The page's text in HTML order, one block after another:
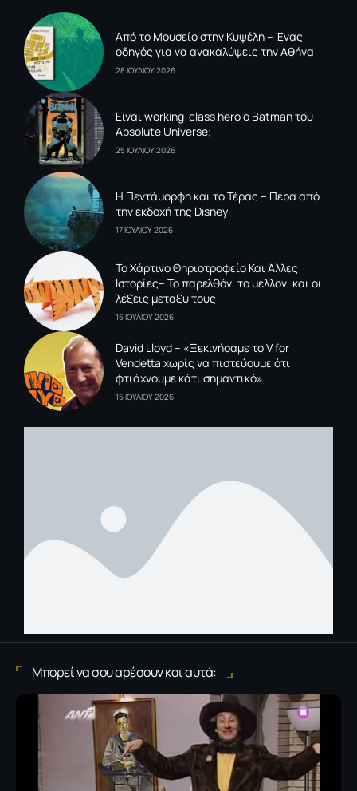
Από το Μουσείο στην Κυψέλη – Ένας
οδηγός για να ανακαλύψεις την Αθήνα
28 ΙΟΥΛΙΟΥ 2026
Είναι working-class hero ο Batman του
Absolute Universe;
25 ΙΟΥΛΙΟΥ 2026
Η Πεντάμορφη και το Τέρας – Πέρα από
την εκδοχή της Disney
17 ΙΟΥΛΙΟΥ 2026
To Xάρτινο Θηριοτροφείο Και Άλλες
Ιστορίες– Το παρελθόν, το μέλλον, και οι
λέξεις μεταξύ τους
15 ΙΟΥΛΙΟΥ 2026
David Lloyd – «Ξεκινήσαμε το V for
Vendetta χωρίς να πιστεύουμε ότι
φτιάχνουμε κάτι σημαντικό»
15 ΙΟΥΛΙΟΥ 2026
Μπορεί να σου αρέσουν και αυτά: